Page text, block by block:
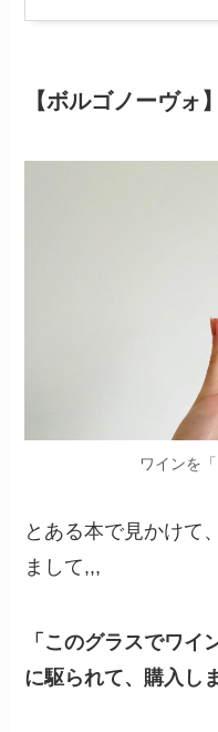
【ボルゴノーヴォ
ワインを
とある本で見かけて
まして,,,
「このグラスでワイ
に駆られて、購入し